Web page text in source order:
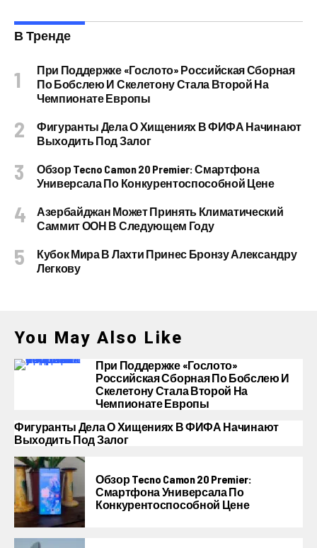
В Тренде
При Поддержке «Гослото» Российская Сборная
По Бобслею И Скелетону Стала Второй На
Чемпионате Европы
Фигуранты Дела О Хищениях В ФИФА Начинают
Выходить Под Залог
Обзор Tecno Camon 20 Premier: Смартфона
Универсала По Конкурентоспособной Цене
Азербайджан Может Принять Климатический
Саммит ООН В Следующем Году
Кубок Мира В Лахти Принес Бронзу Александру
Легкову
You May Also Like
При Поддержке «Гослото»
Российская Сборная По Бобслею И
Скелетону Стала Второй На
Чемпионате Европы
Фигуранты Дела О Хищениях В ФИФА Начинают
Выходить Под Залог
Обзор Tecno Camon 20 Premier:
Смартфона Универсала По
Конкурентоспособной Цене